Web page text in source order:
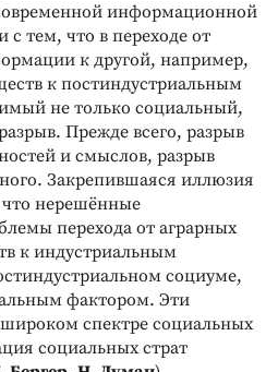
информационной
с тем, что в переходе от
к другой, например,
к постиндустриальным
не только социальный,
Прежде всего, разрыв
и смыслов, разрыв
Закрепившаяся иллюзия
что нерешённые
перехода от аграрных
к индустриальным
социуме,
фактором. Эти
спектре социальных
социальных страт